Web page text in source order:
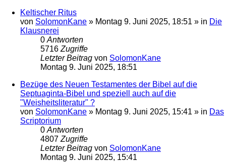
Keltischer Ritus
von SolomonKane » Montag 9. Juni 2025, 18:51 » in Die
Klausnerei
0 Antworten
5716 Zugriffe
Letzter Beitrag von SolomonKane
Montag 9. Juni 2025, 18:51
Bezüge des Neuen Testamentes der Bibel auf die
Septuaginta-Bibel und speziell auch auf die
"Weisheitsliteratur" ?
von SolomonKane » Montag 9. Juni 2025, 15:41 » in Das
Scriptorium
0 Antworten
4807 Zugriffe
Letzter Beitrag von SolomonKane
Montag 9. Juni 2025, 15:41